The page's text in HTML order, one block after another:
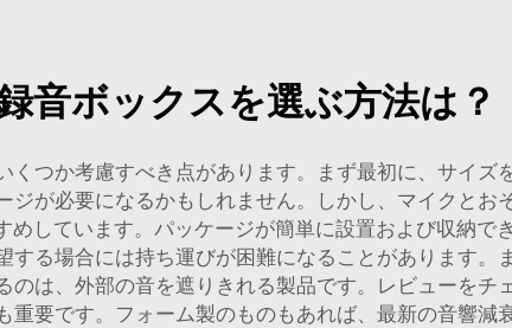
音ボックスを選ぶ方法は？
つか考慮すべき点があります。まず最初に、サイズ
が必要になるかもしれません。しかし、マイクとお
しています。パッケージが簡単に設置および収納で
る場合には持ち運びが困難になることがあります。
は、外部の音を遮りきれる製品です。レビューをチ
要です。フォーム製のものもあれば、最新の音響減